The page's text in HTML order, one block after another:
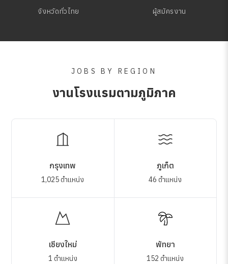
จังหวัดทั่วไทย ผู้สมัครงาน
JOBS BY REGION
งานโรงแรมตามภูมิภาค
กรุงเทพ
1,025 ตำแหน่ง
ภูเก็ต
46 ตำแหน่ง
เชียงใหม่
1 ตำแหน่ง
พัทยา
152 ตำแหน่ง